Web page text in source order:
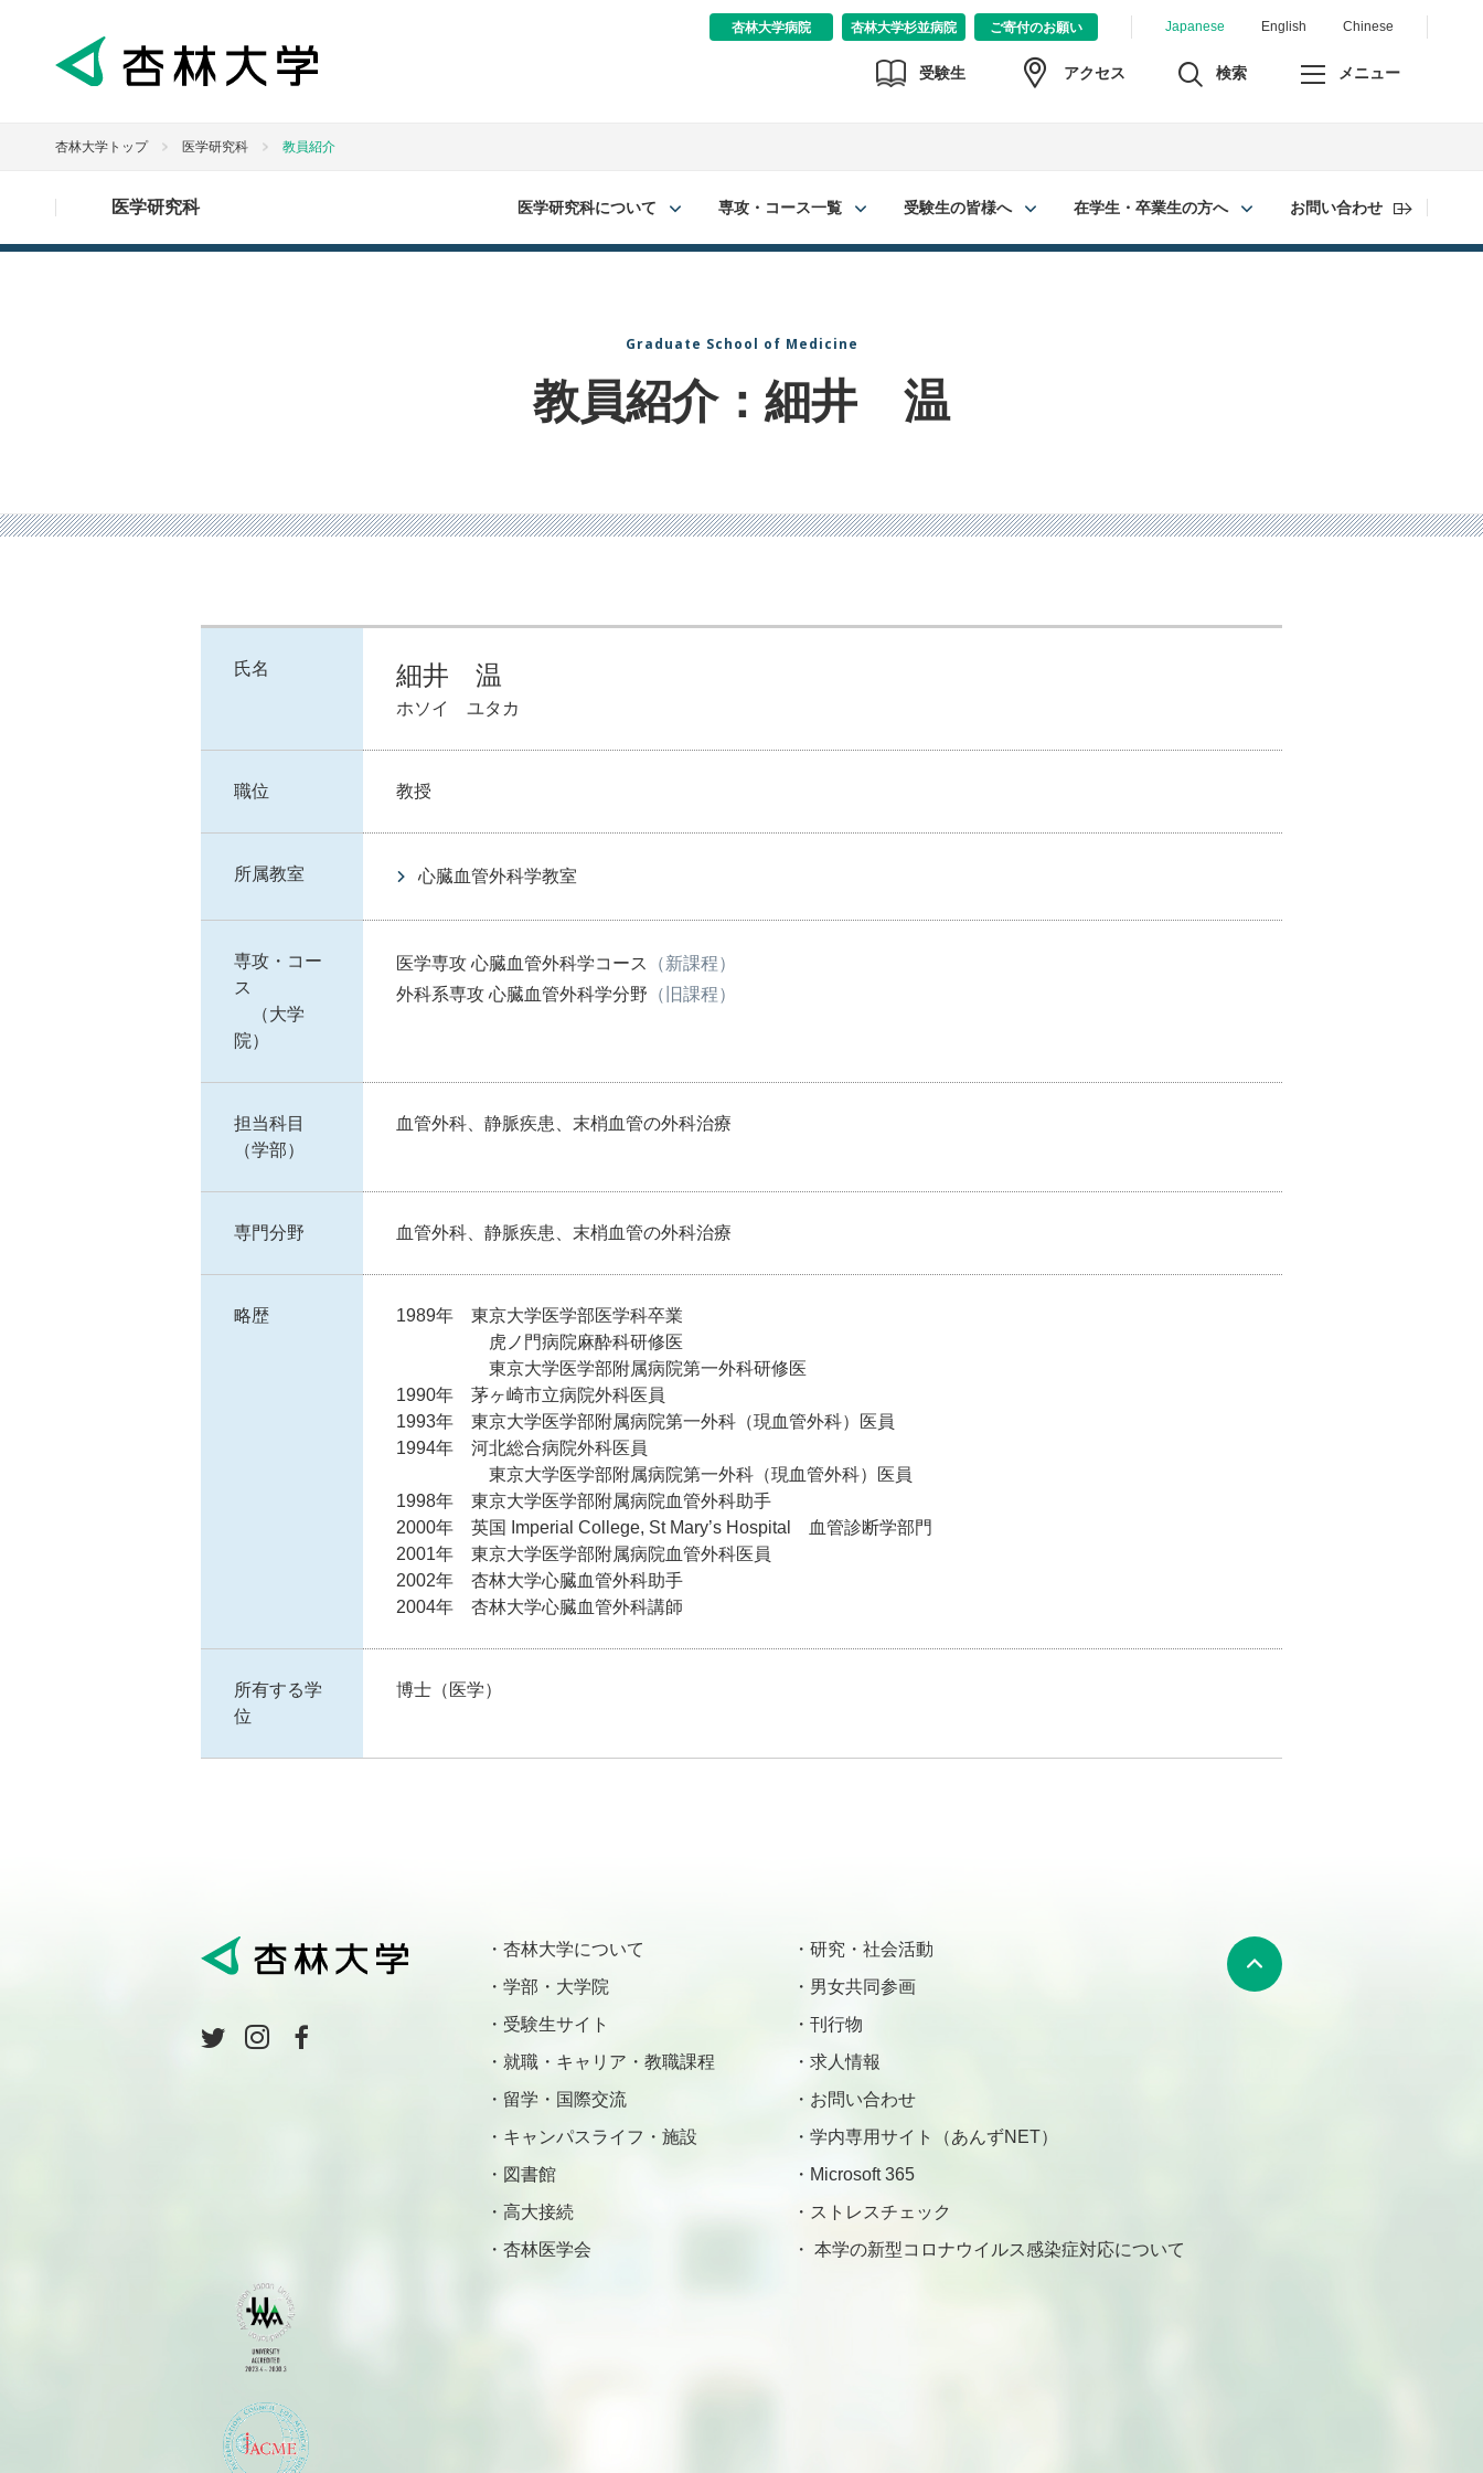
Japanese English Chinese
杏林大学病院 杏林大学杉並病院 ご寄付のお願い
受験生 アクセス 検索 メニュー
杏林大学トップ 医学研究科 教員紹介
医学研究科 医学研究科について 専攻・コース一覧 受験生の皆様へ 在学生・卒業生の方へ お問い合わせ
Graduate School of Medicine
教員紹介：細井 温
氏名 細井 温
ホソイ ユタカ
職位 教授
所属教室 心臓血管外科学教室
専攻・コー
ス
（大学
院）
医学専攻 心臓血管外科学コース
（新課程）
外科系専攻 心臓血管外科学分野 （旧課程）
担当科目
（学部）
血管外科、静脈疾患、末梢血管の外科治療
専門分野 血管外科、静脈疾患、末梢血管の外科治療
略歴
1989年 東京大学医学部医学科卒業
虎ノ門病院麻酔科研修医
東京大学医学部附属病院第一外科研修医
1990年 茅ヶ崎市立病院外科医員
1993年 東京大学医学部附属病院第一外科（現血管外科）医員
1994年 河北総合病院外科医員
東京大学医学部附属病院第一外科（現血管外科）医員
1998年 東京大学医学部附属病院血管外科助手
2000年 英国 Imperial College, St Mary’s Hospital 血管診断学部門
2001年 東京大学医学部附属病院血管外科医員
2002年 杏林大学心臓血管外科助手
2004年 杏林大学心臓血管外科講師
所有する学
位
博士（医学）
杏林大学について
学部・大学院
受験生サイト
就職・キャリア・教職課程
留学・国際交流
キャンパスライフ・施設
図書館
高大接続
杏林医学会
研究・社会活動
男女共同参画
刊行物
求人情報
お問い合わせ
学内専用サイト（あんずNET）
Microsoft 365
ストレスチェック
本学の新型コロナウイルス感染症対応について